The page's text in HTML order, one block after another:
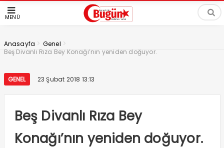
MENÜ
Anasayfa > Genel >
Beş Divanlı Rıza Bey Konağı’nın yeniden doğuyor.
GENEL 23 Şubat 2018 13:13
Beş Divanlı Rıza Bey
Konağı’nın yeniden doğuyor.